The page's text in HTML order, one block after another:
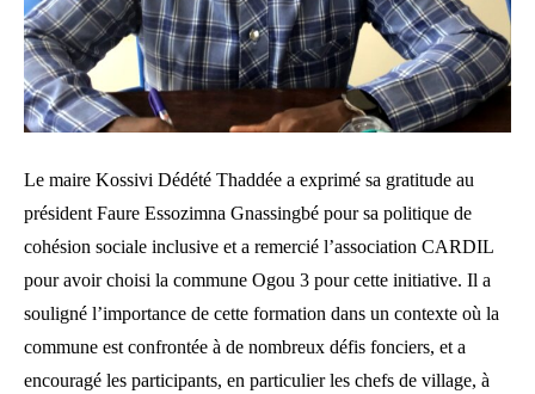
Le maire Kossivi Dédété Thaddée a exprimé sa gratitude au
président Faure Essozimna Gnassingbé pour sa politique de
cohésion sociale inclusive et a remercié l’association CARDIL
pour avoir choisi la commune Ogou 3 pour cette initiative. Il a
souligné l’importance de cette formation dans un contexte où la
commune est confrontée à de nombreux défis fonciers, et a
encouragé les participants, en particulier les chefs de village, à